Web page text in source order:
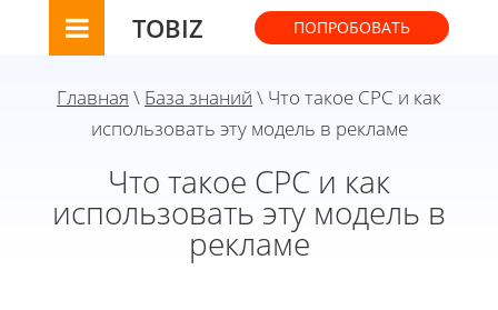
TOBIZ ПОПРОБОВАТЬ
Главная \ База знаний \ Что такое CPC и как
использовать эту модель в рекламе
Что такое CPC и как
использовать эту модель в
рекламе